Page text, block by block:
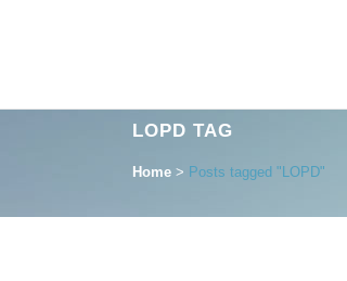
LOPD TAG
Home > Posts tagged "LOPD"